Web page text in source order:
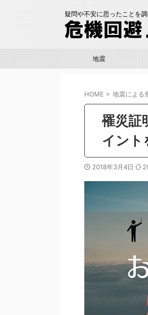
疑問や不安に思ったことを
地震
HOME > 地震による
罹災証
イント
2018年3月4日